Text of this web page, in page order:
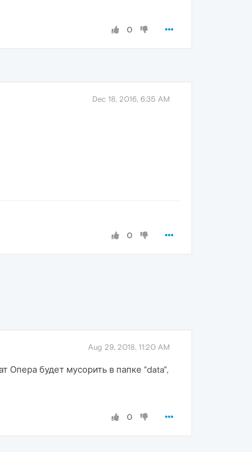
0
Dec 18, 2016, 6:35 AM
0
Aug 29, 2018, 11:20 AM
Опера будет мусорить в папке "data",
0